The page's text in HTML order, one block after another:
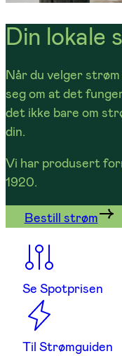
Din lokale
Når du velger
seg om at det
det ikke bare om
din.
Vi har produsert
1920.
Bestill strøm
Se Spotprisen
Til Strømguiden